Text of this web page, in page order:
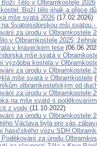
Boží Tělo v Olbramkostele 2026
Boží tělo jinak a přece
mše svatá 2026 (17.02.2026)
Svatoisidorskou mši svatou
za úrodu v Olbramkostele
v Olbramkostele 2025,
v kraveckém lese
mše svatá v
výzdoba kostela v
za úrodu v Olbramkostele
mše svatá v Olbramkostele
olbramkostelským od
za úrodu v Olbramkostele
na mše svaté s
z vody (11.10.2022)
za úrodu v Olbramkostele
Václava byla pro vás
hasičského vozu SDH
Poděkování za úrodu